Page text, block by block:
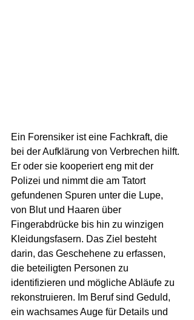
Ein Forensiker ist eine Fachkraft, die
bei der Aufklärung von Verbrechen hilft.
Er oder sie kooperiert eng mit der
Polizei und nimmt die am Tatort
gefundenen Spuren unter die Lupe,
von Blut und Haaren über
Fingerabdrücke bis hin zu winzigen
Kleidungsfasern. Das Ziel besteht
darin, das Geschehene zu erfassen,
die beteiligten Personen zu
identifizieren und mögliche Abläufe zu
rekonstruieren. Im Beruf sind Geduld,
ein wachsames Auge für Details und